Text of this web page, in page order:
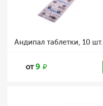
Андипал таблетки, 10 шт.
от9